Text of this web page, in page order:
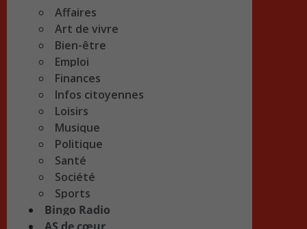
Affaires
Art de vivre
Bien-être
Emploi
Finances
Infos citoyennes
Loisirs
Musique
Politique
Santé
Société
Sports
Bingo Radio